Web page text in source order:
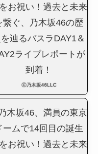
Ⓒ乃木坂46LLC